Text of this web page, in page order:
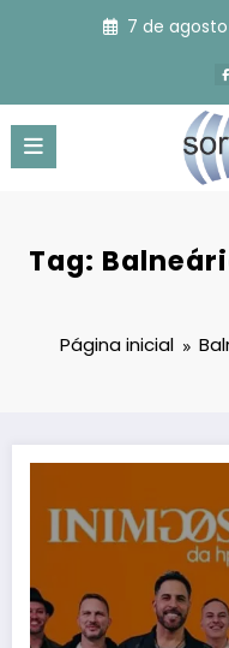
7 de
Tag:
Página inicial